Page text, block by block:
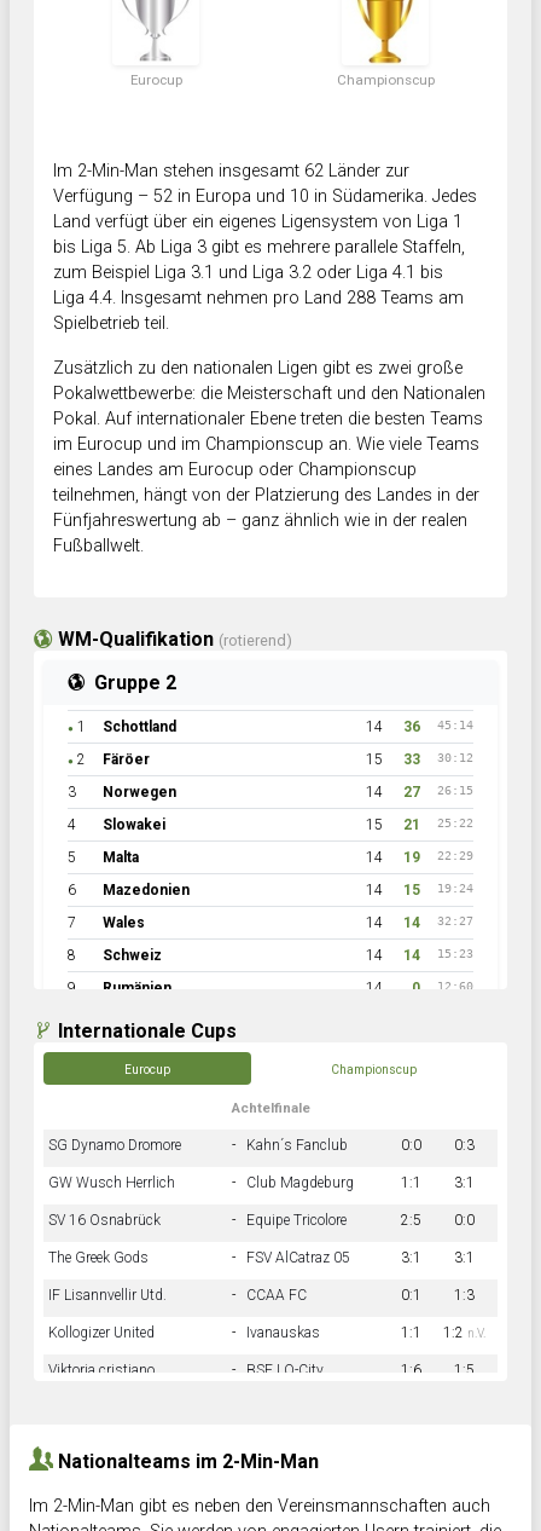
Eurocup Championscup
Im 2-Min-Man stehen insgesamt 62 Länder zur
Verfügung – 52 in Europa und 10 in Südamerika. Jedes
Land verfügt über ein eigenes Ligensystem von Liga 1
bis Liga 5. Ab Liga 3 gibt es mehrere parallele Staffeln,
zum Beispiel Liga 3.1 und Liga 3.2 oder Liga 4.1 bis
Liga 4.4. Insgesamt nehmen pro Land 288 Teams am
Spielbetrieb teil.
Zusätzlich zu den nationalen Ligen gibt es zwei große
Pokalwettbewerbe: die Meisterschaft und den Nationalen
Pokal. Auf internationaler Ebene treten die besten Teams
im Eurocup und im Championscup an. Wie viele Teams
eines Landes am Eurocup oder Championscup
teilnehmen, hängt von der Platzierung des Landes in der
Fünfjahreswertung ab – ganz ähnlich wie in der realen
Fußballwelt.
WM-Qualifikation (rotierend)
Gruppe 2
● 1 Schottland 14 36 45:14
● 2 Färöer 15 33 30:12
3 Norwegen 14 27 26:15
4 Slowakei 15 21 25:22
5 Malta 14 19 22:29
6 Mazedonien 14 15 19:24
7 Wales 14 14 32:27
8 Schweiz 14 14 15:23
9 Rumänien 14 0 12:60
Internationale Cups
Eurocup Championscup
Achtelfinale
SG Dynamo Dromore - Kahn´s Fanclub 0:0 0:3
GW Wusch Herrlich - Club Magdeburg 1:1 3:1
SV 16 Osnabrück - Equipe Tricolore 2:5 0:0
The Greek Gods - FSV AlCatraz 05 3:1 3:1
IF Lisannvellir Utd. - CCAA FC 0:1 1:3
Kollogizer United - Ivanauskas 1:1 1:2 n.V.
Viktoria cristiano - BSF LO-City 1:6 1:5
Nationalteams im 2-Min-Man
Im 2-Min-Man gibt es neben den Vereinsmannschaften auch